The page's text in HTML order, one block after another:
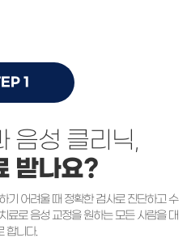
1
음성 클리닉,
받나요?
기 어려울 때 정확한 검사로 진단하고수
료로 음성 교정을 원하는 모든 사람을 대
합니다.